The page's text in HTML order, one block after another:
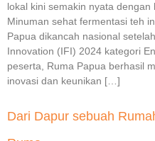
lokal kini semakin nyata
Minuman sehat fermentasi teh
Papua dikancah nasional
Innovation (IFI) 2024 kategori
peserta, Ruma Papua berhasil
inovasi dan keunikan […]
Dari Dapur sebuah